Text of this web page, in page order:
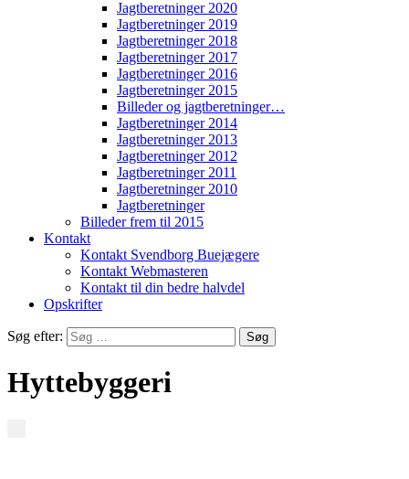
Jagtberetninger 2020
Jagtberetninger 2019
Jagtberetninger 2018
Jagtberetninger 2017
Jagtberetninger 2016
Jagtberetninger 2015
Billeder og jagtberetninger…
Jagtberetninger 2014
Jagtberetninger 2013
Jagtberetninger 2012
Jagtberetninger 2011
Jagtberetninger 2010
Jagtberetninger
Billeder frem til 2015
Kontakt
Kontakt Svendborg Buejægere
Kontakt Webmasteren
Kontakt til din bedre halvdel
Opskrifter
Søg efter:
Hyttebyggeri